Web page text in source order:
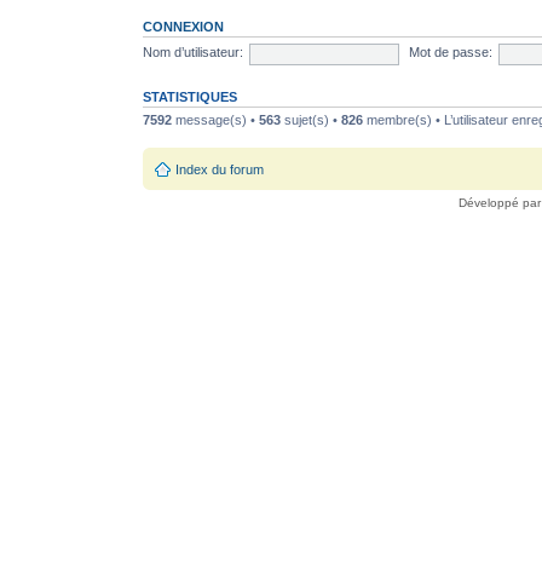
CONNEXION
Nom d’utilisateur:
Mot de passe:
STATISTIQUES
7592 message(s) • 563 sujet(s) • 826 membre(s) • L’utilisateur
Index du forum
Développé